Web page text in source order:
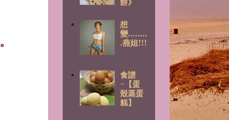
餅》
想
變........
.燕姐!!!
食譜
~【蛋
殼蒸蛋
糕】